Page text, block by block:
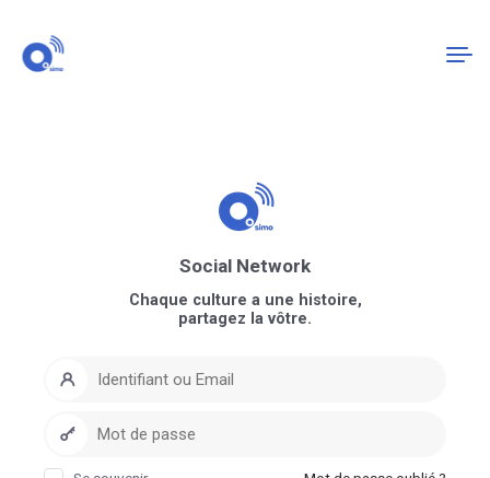
Social Network
Chaque culture a une histoire,
partagez la vôtre.